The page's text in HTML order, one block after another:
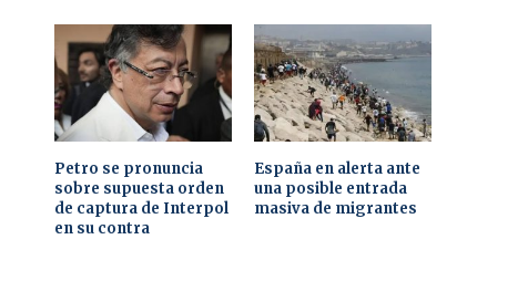
Petro se pronuncia
sobre supuesta orden
de captura de Interpol
en su contra
España en alerta ante
una posible entrada
masiva de migrantes